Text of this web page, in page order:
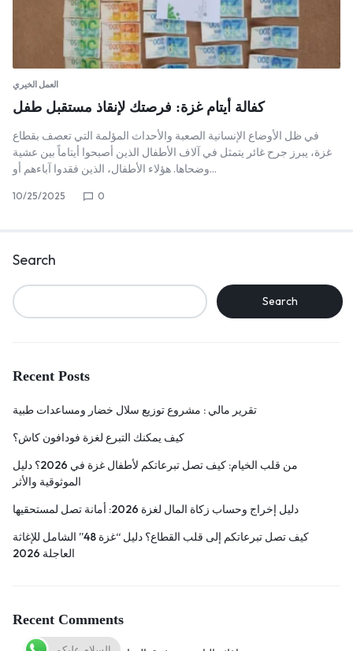
العمل الخيري
كفالة أيتام غزة: فرصتك لإنقاذ مستقبل طفل
في ظل الأوضاع الإنسانية الصعبة والأحداث المؤلمة التي تعصف بقطاع
غزة، يبرز جرح غائر يتمثل في آلاف الأطفال الذين أصبحوا أيتاماً بين عشية
وضحاها. هؤلاء الأطفال، الذين فقدوا آباءهم أو…
10/25/2025 0
Search
Search
Recent Posts
تقرير مالي : مشروع توزيع سلال خضار ومساعدات طبية
كيف يمكنك التبرع لغزة فودافون كاش؟
من قلب الخيام: كيف تصل تبرعاتكم لأطفال غزة في 2026؟ دليل
الموثوقية والأثر
دليل إخراج وحساب زكاة المال لغزة 2026: أمانة تصل لمستحقيها
كيف تصل تبرعاتكم إلى قلب القطاع؟ دليل “غزة 48” الشامل للإغاثة
العاجلة 2026
Recent Comments